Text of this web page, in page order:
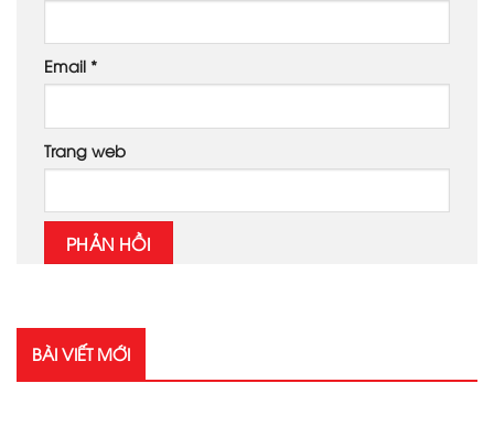
Email *
Trang web
BÀI VIẾT MỚI